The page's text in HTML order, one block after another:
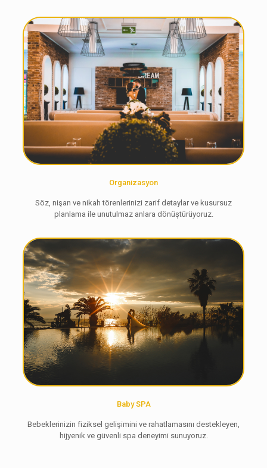
Organizasyon
Söz, nişan ve nikah törenlerinizi zarif detaylar ve kusursuz
planlama ile unutulmaz anlara dönüştürüyoruz.
Baby SPA
Bebeklerinizin fiziksel gelişimini ve rahatlamasını destekleyen,
hijyenik ve güvenli spa deneyimi sunuyoruz.